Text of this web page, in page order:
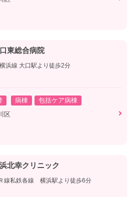
東総合病院
浜線 大口駅より徒歩2分
病棟
包括ケア病棟
区
北幸クリニック
線私鉄各線 横浜駅より徒歩6分